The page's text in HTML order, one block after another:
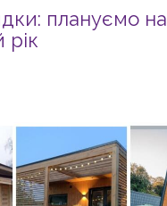
плануємо на
рік